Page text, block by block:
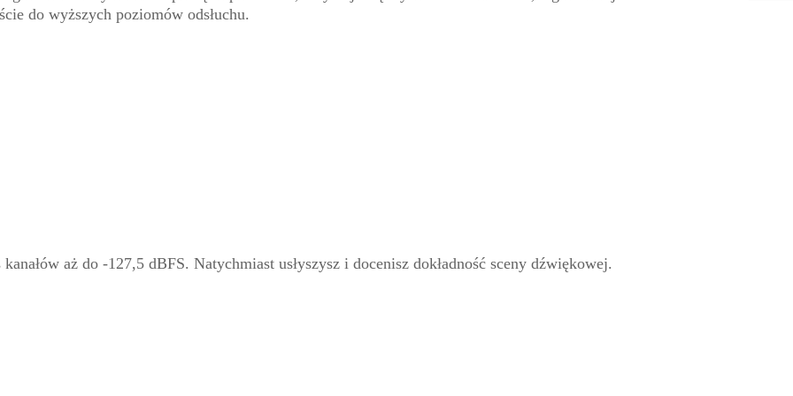
do wyższych poziomów odsłuchu.
aż do -127,5 dBFS. Natychmiast usłyszysz i docenisz dokładność sceny dźwiękowej.